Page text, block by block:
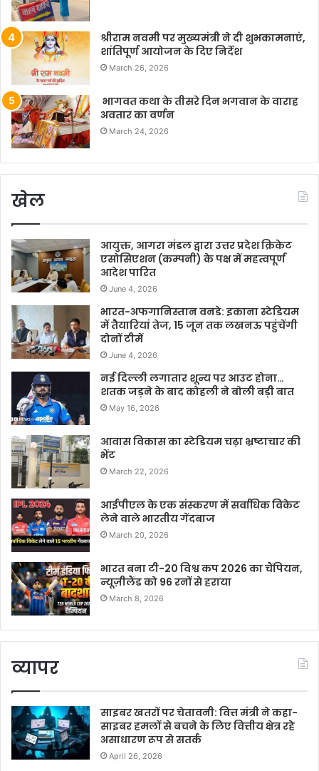
श्रीराम नवमी पर मुख्यमंत्री ने दी शुभकामनाएं,
शांतिपूर्ण आयोजन के दिए निर्देश
March 26, 2026
भागवत कथा के तीसरे दिन भगवान के वाराह
अवतार का वर्णन
March 24, 2026
खेल
आयुक्त, आगरा मंडल द्वारा उत्तर प्रदेश क्रिकेट
एसोसिएशन (कम्पनी) के पक्ष में महत्वपूर्ण
आदेश पारित
June 4, 2026
भारत-अफगानिस्तान वनडे: इकाना स्टेडियम
में तैयारियां तेज, 15 जून तक लखनऊ पहुंचेंगी
दोनों टीमें
June 4, 2026
नई दिल्ली लगातार शून्य पर आउट होना…
शतक जड़ने के बाद कोहली ने बोली बड़ी बात
May 16, 2026
आवास विकास का स्टेडियम चढ़ा भ्रष्टाचार की
भेंट
March 22, 2026
आईपीएल के एक संस्करण में सर्वाधिक विकेट
लेने वाले भारतीय गेंदबाज
March 20, 2026
भारत बना टी-20 विश्व कप 2026 का चैंपियन,
न्यूज़ीलैंड को 96 रनों से हराया
March 8, 2026
व्यापर
साइबर खतरों पर चेतावनी: वित्त मंत्री ने कहा-
साइबर हमलों से बचने के लिए वित्तीय क्षेत्र रहे
असाधारण रूप से सतर्क
April 26, 2026